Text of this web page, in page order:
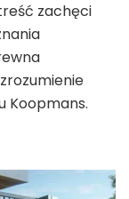
zachęci
Koopmans.